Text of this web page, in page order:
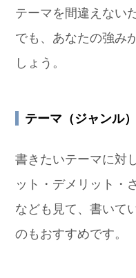
テーマを間違えない
でも、あなたの強み
しょう。
テーマ（ジャンル
書きたいテーマに対
ット・デメリット・
なども見て、書いて
のもおすすめです。